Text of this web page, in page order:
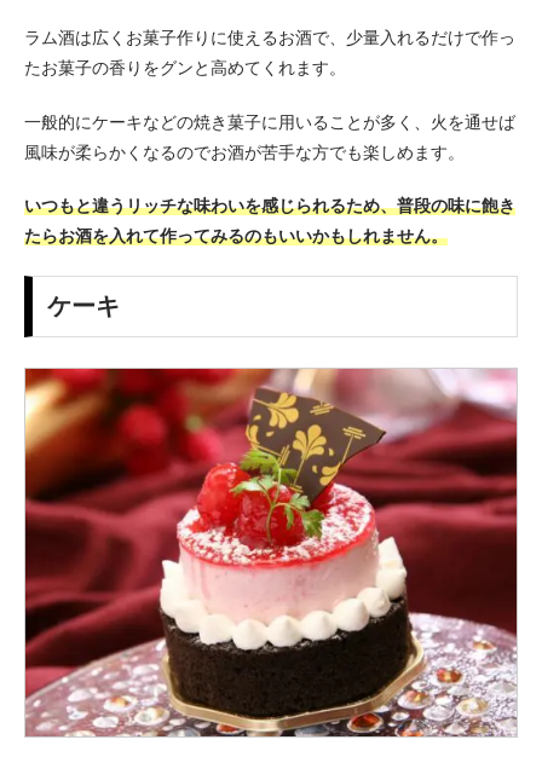
ラム酒は広くお菓子作りに使えるお酒で、少量入れるだけで作っ
たお菓子の香りをグンと高めてくれます。
一般的にケーキなどの焼き菓子に用いることが多く、火を通せば
風味が柔らかくなるのでお酒が苦手な方でも楽しめます。
いつもと違うリッチな味わいを感じられるため、普段の味に飽き
たらお酒を入れて作ってみるのもいいかもしれません。
ケーキ